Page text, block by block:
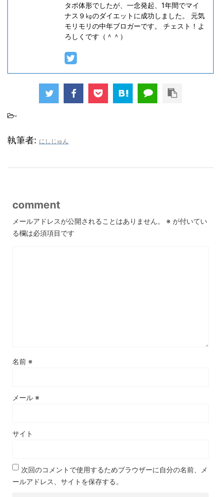
タボ体形でしたが、一念発起、1年間でマイ
ナス９㎏のダイエットに成功しました。 元気
モリモリの中年ブロガーです。 チェスト！よ
ろしくです（＾＾）
-
執筆者: にしじゅん
comment
メールアドレスが公開されることはありません。 ※ が付いてい
る欄は必須項目です
名前 ※
メール ※
サイト
次回のコメントで使用するためブラウザーに自分の名前、メ
ールアドレス、サイトを保存する。